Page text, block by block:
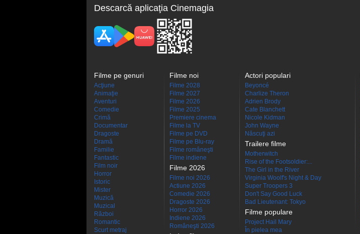
Descarcă aplicaţia Cinemagia
Filme pe genuri
Acţiune
Animaţie
Aventuri
Comedie
Crimă
Documentar
Dragoste
Dramă
Familie
Fantastic
Film noir
Horror
Istoric
Mister
Muzică
Muzical
Război
Romantic
Scurt metraj
Filme noi
Filme 2028
Filme 2027
Filme 2026
Filme 2025
Premiere cinema
Filme la TV
Filme pe DVD
Filme pe Blu-ray
Filme româneşti
Filme indiene
Filme 2026
Filme noi 2026
Actiune 2026
Comedie 2026
Dragoste 2026
Horror 2026
Indiene 2026
Româneşti 2026
Actori populari
Beyoncé
Charlize Theron
Adrien Brody
Cate Blanchett
Nicole Kidman
John Wayne
Născuţi azi
Trailere filme
Motherwitch
Rise of the Footsoldier:...
The Girl in the River
Virginia Woolf's Night & Day
Super Troopers 3
Don't Say Good Luck
Bad Lieutenant: Tokyo
Filme populare
Project Hail Mary
În pielea mea